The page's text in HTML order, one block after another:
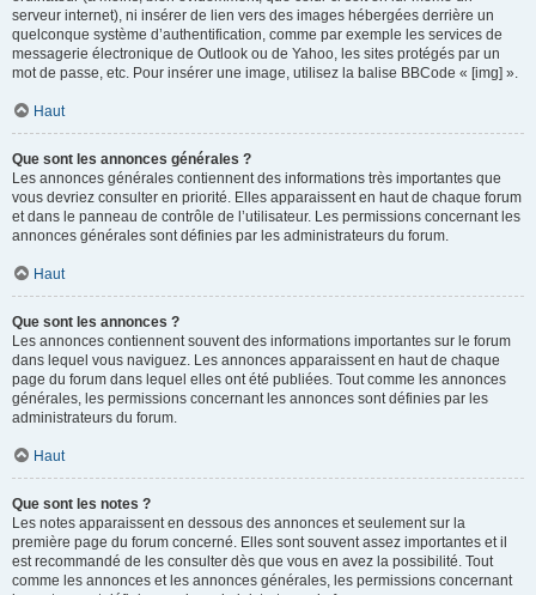
serveur internet), ni insérer de lien vers des images hébergées derrière un
quelconque système d’authentification, comme par exemple les services de
messagerie électronique de Outlook ou de Yahoo, les sites protégés par un
mot de passe, etc. Pour insérer une image, utilisez la balise BBCode « [img] ».
Haut
Que sont les annonces générales ?
Les annonces générales contiennent des informations très importantes que
vous devriez consulter en priorité. Elles apparaissent en haut de chaque forum
et dans le panneau de contrôle de l’utilisateur. Les permissions concernant les
annonces générales sont définies par les administrateurs du forum.
Haut
Que sont les annonces ?
Les annonces contiennent souvent des informations importantes sur le forum
dans lequel vous naviguez. Les annonces apparaissent en haut de chaque
page du forum dans lequel elles ont été publiées. Tout comme les annonces
générales, les permissions concernant les annonces sont définies par les
administrateurs du forum.
Haut
Que sont les notes ?
Les notes apparaissent en dessous des annonces et seulement sur la
première page du forum concerné. Elles sont souvent assez importantes et il
est recommandé de les consulter dès que vous en avez la possibilité. Tout
comme les annonces et les annonces générales, les permissions concernant